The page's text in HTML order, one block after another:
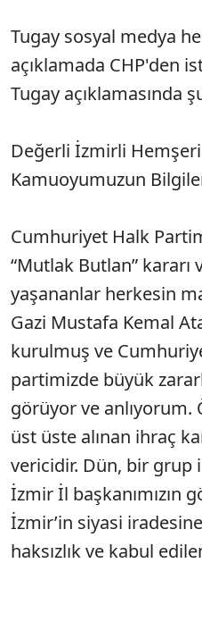
Tugay sosyal medya
açıklamada CHP'den
Tugay açıklamasında
Değerli İzmirli
Kamuoyumuzun
Cumhuriyet Halk
“Mutlak Butlan”
yaşananlar herkesin
Gazi Mustafa Kemal
kurulmuş ve
partimizde büyük
görüyor ve
üst üste alınan ihraç
vericidir. Dün, bir grup
İzmir İl başkanımızın
İzmir’in siyasi
haksızlık ve kabul